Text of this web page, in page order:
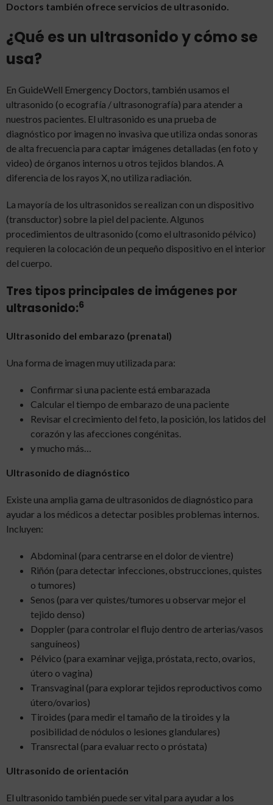
Doctors también ofrece servicios de ultrasonido.
¿Qué es un ultrasonido y cómo se
usa?
En GuideWell Emergency Doctors, también usamos el
ultrasonido (o ecografía / ultrasonografía) para atender a
nuestros pacientes. El ultrasonido es una prueba de
diagnóstico por imagen no invasiva que utiliza ondas sonoras
de alta frecuencia para captar imágenes detalladas (en foto y
video) de órganos internos u otros tejidos blandos. A
diferencia de los rayos X, no utiliza radiación.
La mayoría de los ultrasonidos se realizan con un dispositivo
(transductor) sobre la piel del paciente. Algunos
procedimientos de ultrasonido (como el ultrasonido pélvico)
requieren la colocación de un pequeño dispositivo en el interior
del cuerpo.
Tres tipos principales de imágenes por
ultrasonido:6
Ultrasonido del embarazo (prenatal)
Una forma de imagen muy utilizada para:
Confirmar si una paciente está embarazada
Calcular el tiempo de embarazo de una paciente
Revisar el crecimiento del feto, la posición, los latidos del
corazón y las afecciones congénitas.
y mucho más…
Ultrasonido de diagnóstico
Existe una amplia gama de ultrasonidos de diagnóstico para
ayudar a los médicos a detectar posibles problemas internos.
Incluyen:
Abdominal (para centrarse en el dolor de vientre)
Riñón (para detectar infecciones, obstrucciones, quistes
o tumores)
Senos (para ver quistes/tumores u observar mejor el
tejido denso)
Doppler (para controlar el flujo dentro de arterias/vasos
sanguíneos)
Pélvico (para examinar vejiga, próstata, recto, ovarios,
útero o vagina)
Transvaginal (para explorar tejidos reproductivos como
útero/ovarios)
Tiroides (para medir el tamaño de la tiroides y la
posibilidad de nódulos o lesiones glandulares)
Transrectal (para evaluar recto o próstata)
Ultrasonido de orientación
El ultrasonido también puede ser vital para ayudar a los